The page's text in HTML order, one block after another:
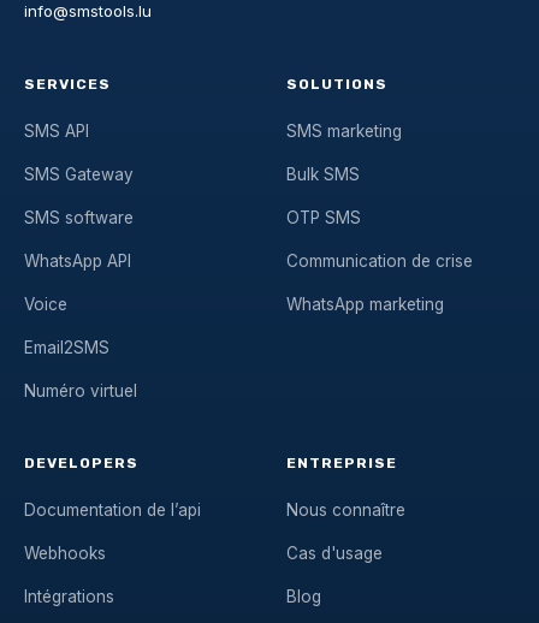
info@smstools.lu
SERVICES
SMS API
SMS Gateway
SMS software
WhatsApp API
Voice
Email2SMS
Numéro virtuel
SOLUTIONS
SMS marketing
Bulk SMS
OTP SMS
Communication de crise
WhatsApp marketing
DEVELOPERS
Documentation de l’api
Webhooks
Intégrations
ENTREPRISE
Nous connaître
Cas d'usage
Blog